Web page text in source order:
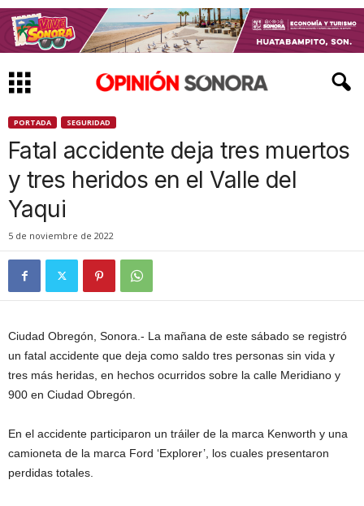
PORTADA SEGURIDAD
Fatal accidente deja tres muertos
y tres heridos en el Valle del
Yaqui
5 de noviembre de 2022
Ciudad Obregón, Sonora.- La mañana de este sábado se registró
un fatal accidente que deja como saldo tres personas sin vida y
tres más heridas, en hechos ocurridos sobre la calle Meridiano y
900 en Ciudad Obregón.
En el accidente participaron un tráiler de la marca Kenworth y una
camioneta de la marca Ford ‘Explorer’, los cuales presentaron
perdidas totales.